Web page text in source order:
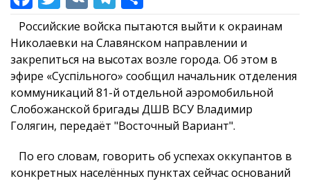
Российские войска пытаются выйти к окраинам
Николаевки на Славянском направлении и
закрепиться на высотах возле города. Об этом в
эфире «Суспільного» сообщил начальник отделения
коммуникаций 81-й отдельной аэромобильной
Слобожанской бригады ДШВ ВСУ Владимир
Голягин, передаёт "Восточный Вариант".
По его словам, говорить об успехах оккупантов в
конкретных населённых пунктах сейчас оснований